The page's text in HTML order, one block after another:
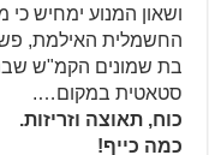
ושאון המנוע ימחיש כי
החשמלית האילמת,
בת שמונים הקמ"ש שבה
סטאטית במקום….
כוח, תאוצה וזריזות.
כמה כייף!